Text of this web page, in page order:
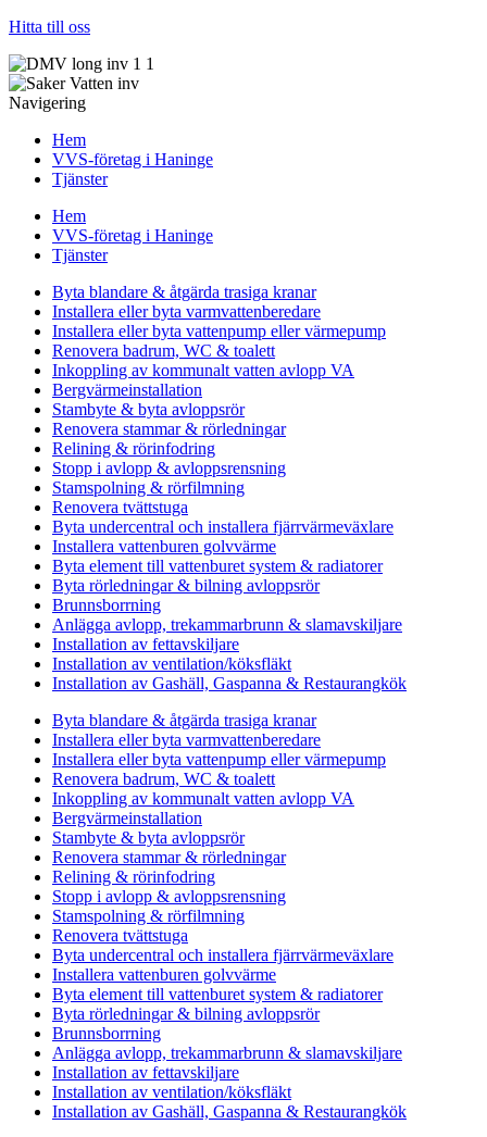
Hitta till oss
Navigering
Hem
VVS-företag i Haninge
Tjänster
Hem
VVS-företag i Haninge
Tjänster
Byta blandare & åtgärda trasiga kranar
Installera eller byta varmvattenberedare
Installera eller byta vattenpump eller värmepump
Renovera badrum, WC & toalett
Inkoppling av kommunalt vatten avlopp VA
Bergvärmeinstallation
Stambyte & byta avloppsrör
Renovera stammar & rörledningar
Relining & rörinfodring
Stopp i avlopp & avloppsrensning
Stamspolning & rörfilmning
Renovera tvättstuga
Byta undercentral och installera fjärrvärmeväxlare
Installera vattenburen golvvärme
Byta element till vattenburet system & radiatorer
Byta rörledningar & bilning avloppsrör
Brunnsborrning
Anlägga avlopp, trekammarbrunn & slamavskiljare
Installation av fettavskiljare
Installation av ventilation/köksfläkt
Installation av Gashäll, Gaspanna & Restaurangkök
Byta blandare & åtgärda trasiga kranar
Installera eller byta varmvattenberedare
Installera eller byta vattenpump eller värmepump
Renovera badrum, WC & toalett
Inkoppling av kommunalt vatten avlopp VA
Bergvärmeinstallation
Stambyte & byta avloppsrör
Renovera stammar & rörledningar
Relining & rörinfodring
Stopp i avlopp & avloppsrensning
Stamspolning & rörfilmning
Renovera tvättstuga
Byta undercentral och installera fjärrvärmeväxlare
Installera vattenburen golvvärme
Byta element till vattenburet system & radiatorer
Byta rörledningar & bilning avloppsrör
Brunnsborrning
Anlägga avlopp, trekammarbrunn & slamavskiljare
Installation av fettavskiljare
Installation av ventilation/köksfläkt
Installation av Gashäll, Gaspanna & Restaurangkök